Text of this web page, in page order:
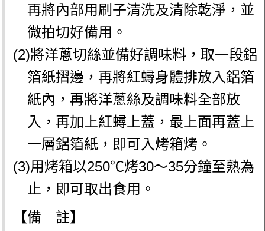
再將內部用刷子清洗及清除乾淨，並
微拍切好備用。
(2)將洋蔥切絲並備好調味料，取一段鋁
箔紙摺邊，再將紅蟳身體排放入鋁箔
紙內，再將洋蔥絲及調味料全部放
入，再加上紅蟳上蓋，最上面再蓋上
一層鋁箔紙，即可入烤箱烤。
(3)用烤箱以250℃烤30～35分鐘至熟為
止，即可取出食用。
【備 註】